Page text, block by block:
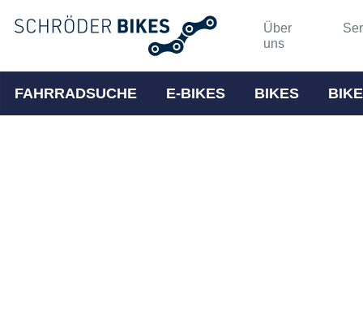
Über
uns
FAHRRADSUCHE E-BIKES BIKES